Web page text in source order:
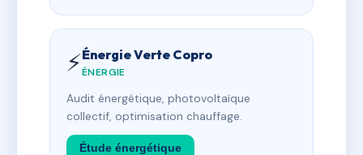
⚡Énergie Verte Copro
ÉNERGIE
Audit énergétique, photovoltaïque
collectif, optimisation chauffage.
Étude énergétique